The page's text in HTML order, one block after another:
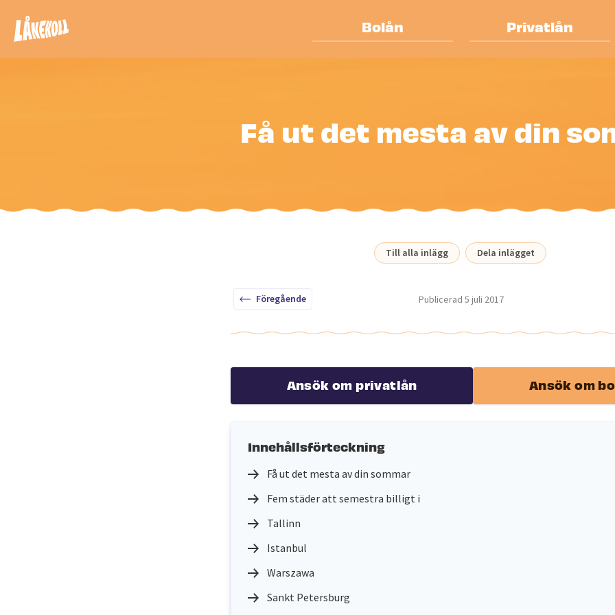
Bolån Privatlån
Få ut det mesta av din
Till alla inlägg Dela inlägget
Publicerad 5 juli 2017
Föregående
Ansök om privatlån Ansök om
Innehållsförteckning
Få ut det mesta av din sommar
Fem städer att semestra billigt i
Tallinn
Istanbul
Warszawa
Sankt Petersburg